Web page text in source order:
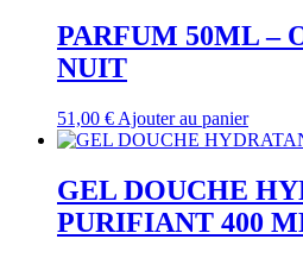
PARFUM 50ML –
NUIT
51,00 € Ajouter au panier
GEL DOUCHE
PURIFIANT 400